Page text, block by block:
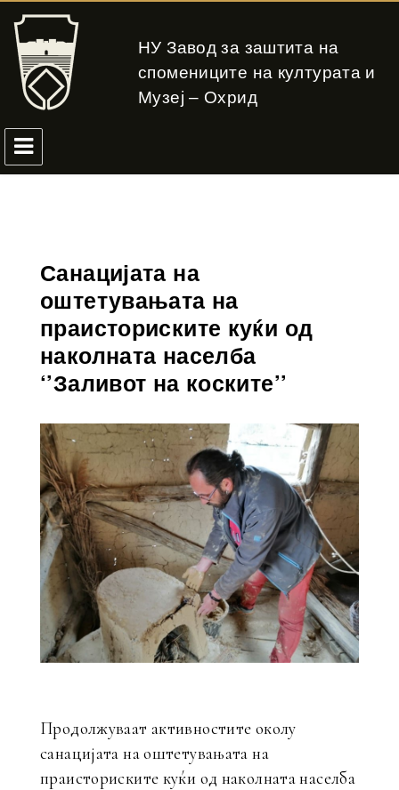
НУ Завод за заштита на
спомениците на културата и
Музеј – Охрид
Санацијата на
оштетувањата на
праисториските куќи од
наколната населба
‘’Заливот на коските’’
Продолжуваат активностите околу
санацијата на оштетувањата на
праисториските куќи од наколната населба